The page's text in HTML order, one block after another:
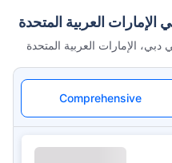
العربية المتحدة
الإمارات العربية المتحدة
Comprehensive